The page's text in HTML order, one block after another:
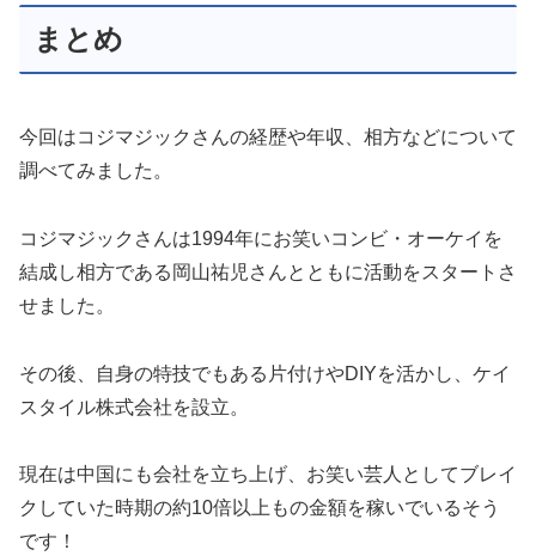
まとめ
今回はコジマジックさんの経歴や年収、相方などについて
調べてみました。
コジマジックさんは1994年にお笑いコンビ・オーケイを
結成し相方である岡山祐児さんとともに活動をスタートさ
せました。
その後、自身の特技でもある片付けやDIYを活かし、ケイ
スタイル株式会社を設立。
現在は中国にも会社を立ち上げ、お笑い芸人としてブレイ
クしていた時期の約10倍以上もの金額を稼いでいるそう
です！